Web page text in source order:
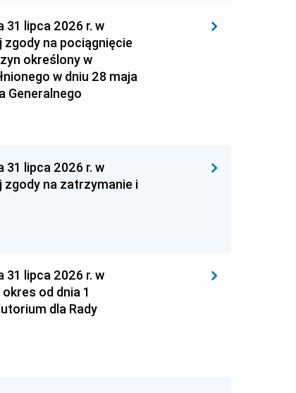
31 lipca 2026 r. w
na pociągnięcie
określony w
w dniu 28 maja
Generalnego
31 lipca 2026 r. w
zgody na zatrzymanie i
31 lipca 2026 r. w
od dnia 1
dla Rady